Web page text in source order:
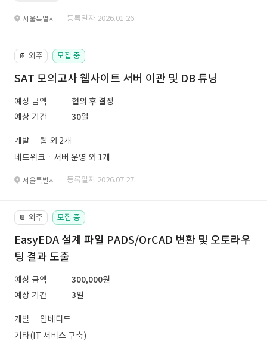
서울특별시 · 등록일자 2026.01.26.
📔 외주 모집 중
SAT 모의고사 웹사이트 서버 이관 및 DB 튜닝
예상 금액
협의 후 결정
예상 기간
30일
개발
웹 외 2개
네트워크ㆍ서버 운영 외 1개
서울특별시 · 등록일자 2026.07.27.
📔 외주 모집 중
EasyEDA 설계 파일 PADS/OrCAD 변환 및 오토라우
팅 결과 도출
예상 금액
300,000원
예상 기간
3일
개발
임베디드
기타(IT 서비스 구축)